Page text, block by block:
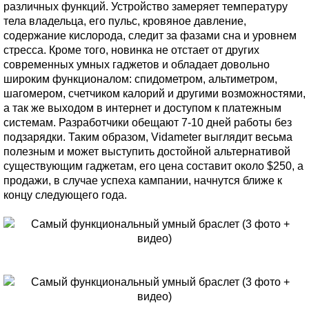
различных функций. Устройство замеряет температуру
тела владельца, его пульс, кровяное давление,
содержание кислорода, следит за фазами сна и уровнем
стресса. Кроме того, новинка не отстает от других
современных умных гаджетов и обладает довольно
широким функционалом: спидометром, альтиметром,
шагомером, счетчиком калорий и другими возможностями,
а так же выходом в интернет и доступом к платежным
системам. Разработчики обещают 7-10 дней работы без
подзарядки. Таким образом, Vidameter выглядит весьма
полезным и может выступить достойной альтернативой
существующим гаджетам, его цена составит около $250, а
продажи, в случае успеха кампании, начнутся ближе к
концу следующего года.